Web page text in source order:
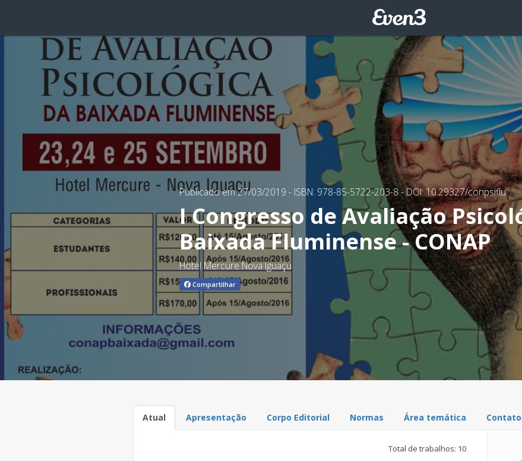
Publicado em 27/03/2019- ISBN: 978-85-5722-203-8- DOI: 10.29327/conpsiflu
I Congresso de Avaliação
Baixada Fluminense - CONAP
Hotel Mercure Nova Iguaçu
Compartilhar
Atual Apresentação Corpo Editorial Normas Área temática Contato
Total de trabalhos: 10